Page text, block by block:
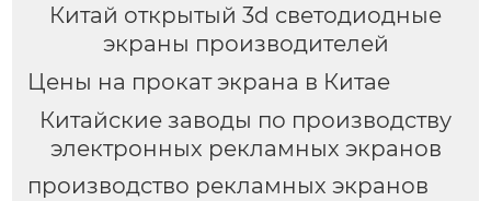
Китай открытый 3d светодиодные
экраны производителей
Цены на прокат экрана в Китае
Китайские заводы по производству
электронных рекламных экранов
производство рекламных экранов